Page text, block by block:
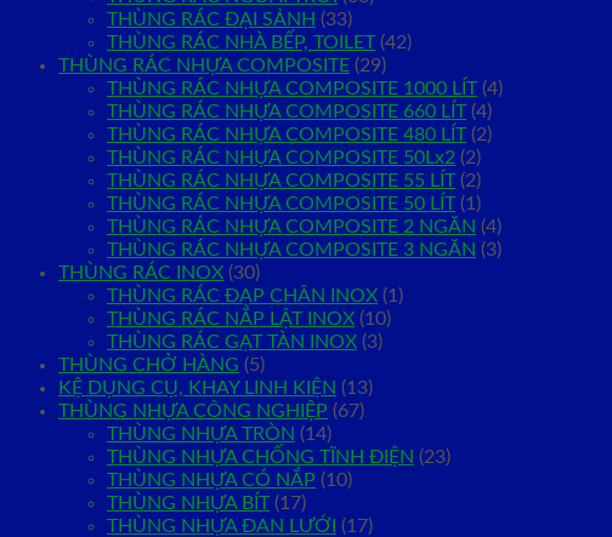
THÙNG RÁC ĐẠI SẢNH (33)
THÙNG RÁC NHÀ BẾP, TOILET (42)
THÙNG RÁC NHỰA COMPOSITE (29)
THÙNG RÁC NHỰA COMPOSITE 1000 LÍT (4)
THÙNG RÁC NHỰA COMPOSITE 660 LÍT (4)
THÙNG RÁC NHỰA COMPOSITE 480 LÍT (2)
THÙNG RÁC NHỰA COMPOSITE 50Lx2 (2)
THÙNG RÁC NHỰA COMPOSITE 55 LÍT (2)
THÙNG RÁC NHỰA COMPOSITE 50 LÍT (1)
THÙNG RÁC NHỰA COMPOSITE 2 NGĂN (4)
THÙNG RÁC NHỰA COMPOSITE 3 NGĂN (3)
THÙNG RÁC INOX (30)
THÙNG RÁC ĐẠP CHÂN INOX (1)
THÙNG RÁC NẮP LẬT INOX (10)
THÙNG RÁC GẠT TÀN INOX (3)
THÙNG CHỞ HÀNG (5)
KỆ DỤNG CỤ, KHAY LINH KIỆN (13)
THÙNG NHỰA CÔNG NGHIỆP (67)
THÙNG NHỰA TRÒN (14)
THÙNG NHỰA CHỐNG TĨNH ĐIỆN (23)
THÙNG NHỰA CÓ NẮP (10)
THÙNG NHỰA BÍT (17)
THÙNG NHỰA ĐAN LƯỚI
(17)